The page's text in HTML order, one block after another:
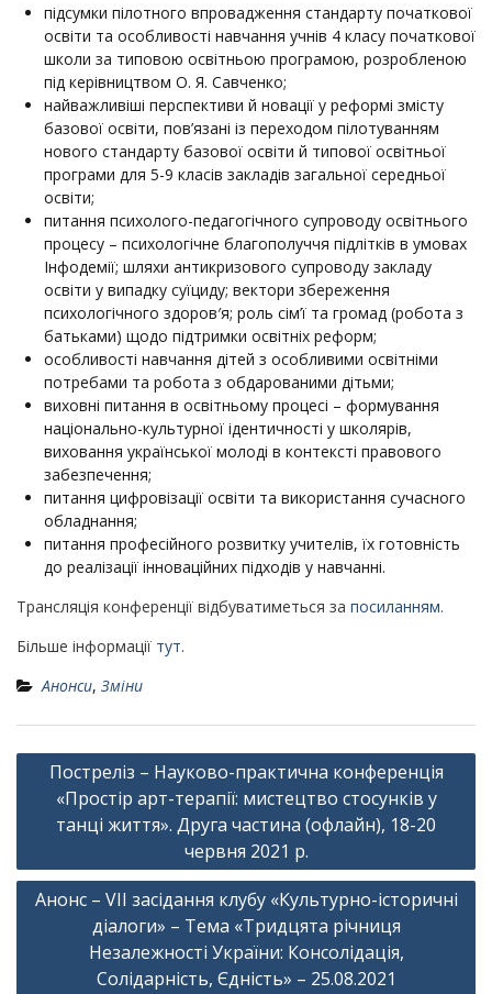
підсумки пілотного впровадження стандарту початкової
освіти та особливості навчання учнів 4 класу початкової
школи за типовою освітньою програмою, розробленою
під керівництвом О. Я. Савченко;
найважливіші перспективи й новації у реформі змісту
базової освіти, пов’язані із переходом пілотуванням
нового стандарту базової освіти й типової освітньої
програми для 5-9 класів закладів загальної середньої
освіти;
питання психолого-педагогічного супроводу освітнього
процесу – психологічне благополуччя підлітків в умовах
Інфодемії; шляхи антикризового супроводу закладу
освіти у випадку суїциду; вектори збереження
психологічного здоров′я; роль сім’ї та громад (робота з
батьками) щодо підтримки освітніх реформ;
особливості навчання дітей з особливими освітніми
потребами та робота з обдарованими дітьми;
виховні питання в освітньому процесі – формування
національно-культурної ідентичності у школярів,
виховання української молоді в контексті правового
забезпечення;
питання цифровізації освіти та використання сучасного
обладнання;
питання професійного розвитку учителів, їх готовність
до реалізації інноваційних підходів у навчанні.
Трансляція конференції відбуватиметься за посиланням.
Більше інформації тут.
Анонси, Зміни
Навігація
записів
Постреліз – Науково-практична конференція
«Простір арт-терапії: мистецтво стосунків у
танці життя». Друга частина (офлайн), 18-20
червня 2021 р.
Анонс – VII засідання клубу «Культурно-історичні
діалоги» – Тема «Тридцята річниця
Незалежності України: Консолідація,
Солідарність, Єдність» – 25.08.2021